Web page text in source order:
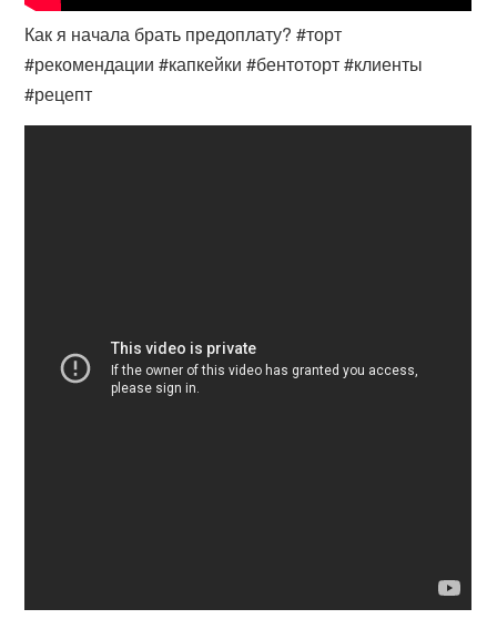
Как я начала брать предоплату? #торт
#рекомендации #капкейки #бентоторт #клиенты
#рецепт